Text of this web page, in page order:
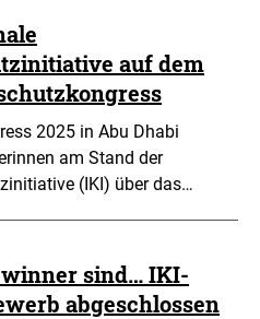
auf dem
2025 in Abu Dhabi
am Stand der
(IKI) über das…
sind… IKI-
abgeschlossen